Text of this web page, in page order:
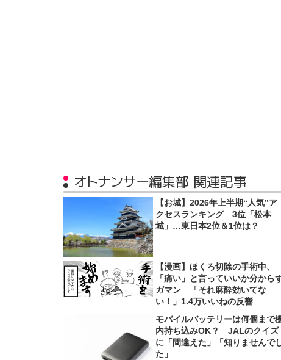
オトナンサー編集部 関連記事
【お城】2026年上半期“人気”ア
クセスランキング 3位「松本
城」…東日本2位＆1位は？
【漫画】ほくろ切除の手術中、
「痛い」と言っていいか分から
ガマン 「それ麻酔効いてな
い！」1.4万いいねの反響
モバイルバッテリーは何個まで
内持ち込みOK？ JALのクイズ
に「間違えた」「知りませんで
た」